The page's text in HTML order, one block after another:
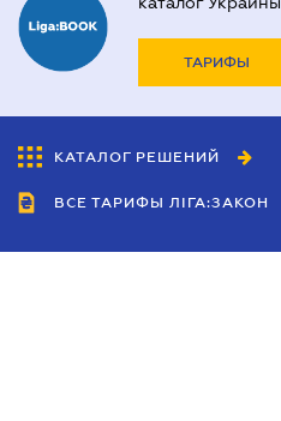
ТАРИФЫ
КАТАЛОГ РЕШЕНИЙ
ВСЕ ТАРИФЫ ЛІГА:ЗАКОН